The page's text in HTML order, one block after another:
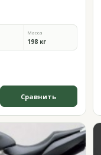
Масса
198 кг
Сравнить